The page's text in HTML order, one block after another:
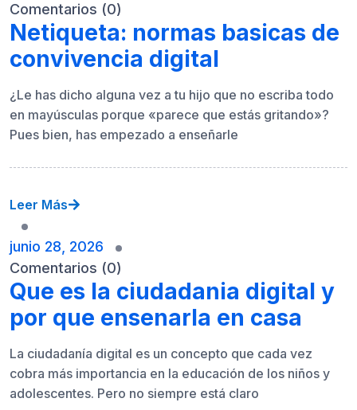
Comentarios (0)
Netiqueta: normas basicas de
convivencia digital
¿Le has dicho alguna vez a tu hijo que no escriba todo
en mayúsculas porque «parece que estás gritando»?
Pues bien, has empezado a enseñarle
Leer Más
junio 28, 2026
Comentarios (0)
Que es la ciudadania digital y
por que ensenarla en casa
La ciudadanía digital es un concepto que cada vez
cobra más importancia en la educación de los niños y
adolescentes. Pero no siempre está claro